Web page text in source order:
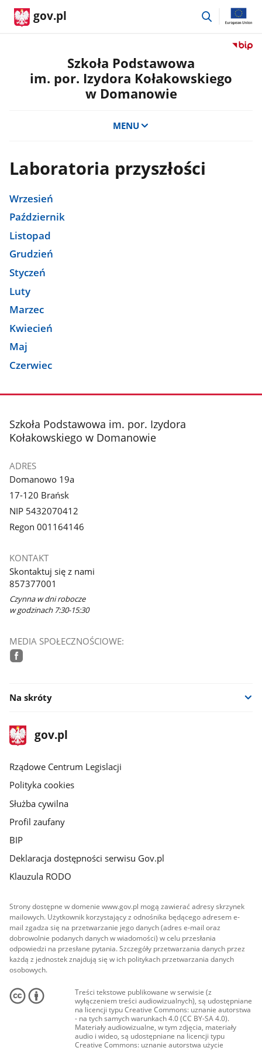
gov.pl
przejdź
Przejdź
Szkoła Podstawowa
im. por. Izydora Kołakowskiego
w Domanowie
MENU
Laboratoria przyszłości
Wrzesień
Październik
Listopad
Grudzień
Styczeń
Luty
Marzec
Kwiecień
Maj
Czerwiec
stopka
Szkoła Podstawowa im. por. Izydora
Kołakowskiego w Domanowie
ADRES
Domanowo 19a
17-120 Brańsk
NIP 5432070412
Regon 001164146
KONTAKT
Skontaktuj się z nami
857377001
Czynna w dni robocze
w godzinach 7:30-15:30
MEDIA SPOŁECZNOŚCIOWE:
Na skróty
stopka
gov.plStrona
gov.pl
Rządowe Centrum Legislacji
Polityka cookies
Służba cywilna
Profil zaufany
BIP
Deklaracja dostępności serwisu Gov.pl
Klauzula RODO
Strony dostępne w domenie www.gov.pl mogą zawierać adresy skrzynek
mailowych. Użytkownik korzystający z odnośnika będącego adresem e-
mail zgadza się na przetwarzanie jego danych (adres e-mail oraz
dobrowolnie podanych danych w wiadomości) w celu przesłania
odpowiedzi na przesłane pytania. Szczegóły przetwarzania danych przez
każdą z jednostek znajdują się w ich politykach przetwarzania danych
osobowych.
Treści tekstowe publikowane w serwisie (z
wyłączeniem treści audiowizualnych), są udostępniane
na licencji typu Creative Commons: uznanie autorstwa
- na tych samych warunkach 4.0 (CC BY-SA 4.0).
Materiały audiowizualne, w tym zdjęcia, materiały
audio i wideo, są udostępniane na licencji typu
Creative Commons: uznanie autorstwa użycie